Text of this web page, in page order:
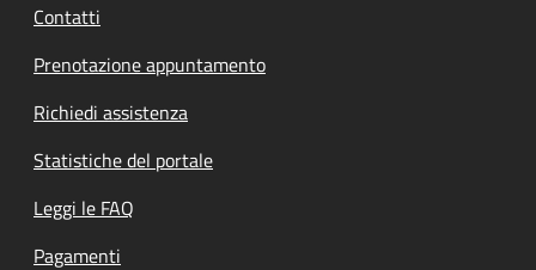
Contatti
Prenotazione appuntamento
Richiedi assistenza
Statistiche del portale
Leggi le FAQ
Pagamenti